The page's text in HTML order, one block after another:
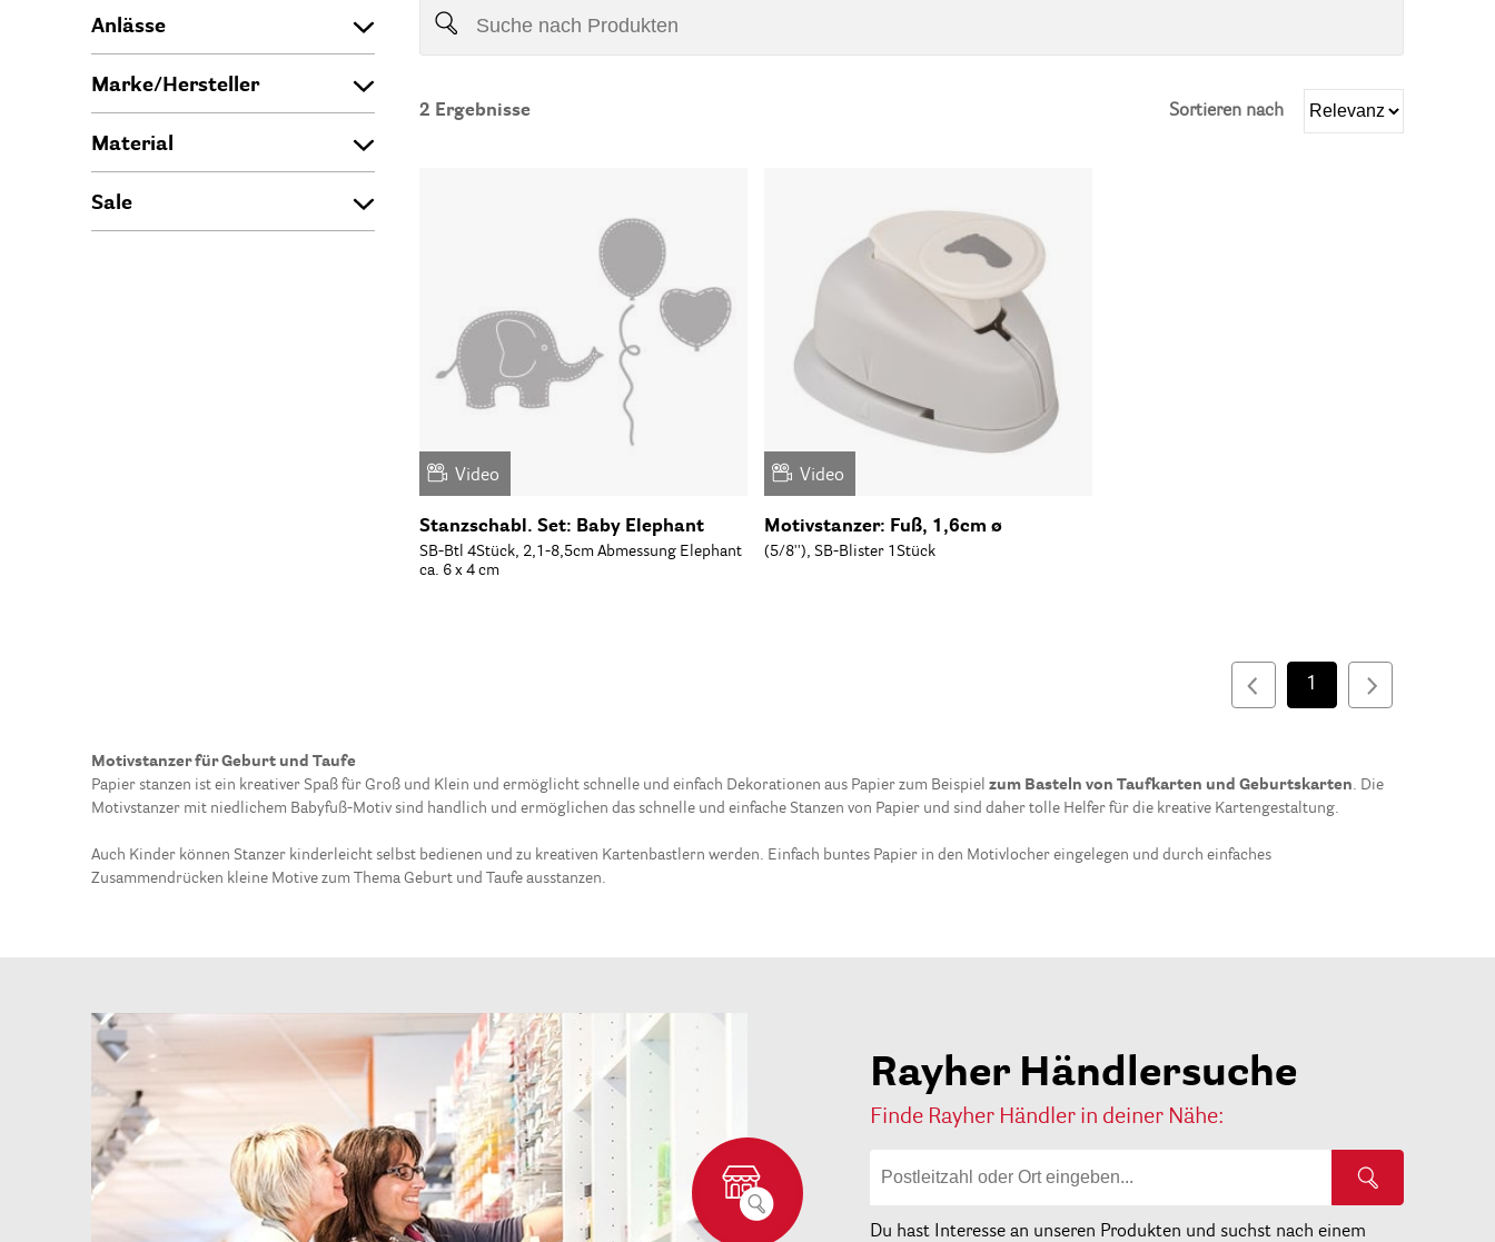
Anlässe
Marke/Hersteller
Material
Sale
2 Ergebnisse Sortieren nach
Video
Stanzschabl. Set: Baby Elephant
SB-Btl 4Stück, 2,1-8,5cm Abmessung Elephant
ca. 6 x 4 cm
Video
Motivstanzer: Fuß, 1,6cm ø
(5/8''), SB-Blister 1Stück
1
Motivstanzer für Geburt und Taufe
Papier stanzen ist ein kreativer Spaß für Groß und Klein und ermöglicht schnelle und einfach Dekorationen aus Papier zum Beispiel zum Basteln von Taufkarten und Geburtskarten . Die
Motivstanzer mit niedlichem Babyfuß-Motiv sind handlich und ermöglichen das schnelle und einfache Stanzen von Papier und sind daher tolle Helfer für die kreative Kartengestaltung.
Auch Kinder können Stanzer kinderleicht selbst bedienen und zu kreativen Kartenbastlern werden. Einfach buntes Papier in den Motivlocher eingelegen und durch einfaches
Zusammendrücken kleine Motive zum Thema Geburt und Taufe ausstanzen.
Rayher Händlersuche
Finde Rayher Händler in deiner Nähe:
Du hast Interesse an unseren Produkten und suchst nach einem